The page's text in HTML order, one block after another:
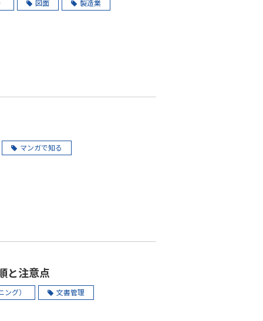
図面
製造業
マンガで知る
と注意点
グ）
文書管理